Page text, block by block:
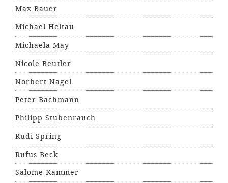
Max Bauer
Michael Heltau
Michaela May
Nicole Beutler
Norbert Nagel
Peter Bachmann
Philipp Stubenrauch
Rudi Spring
Rufus Beck
Salome Kammer